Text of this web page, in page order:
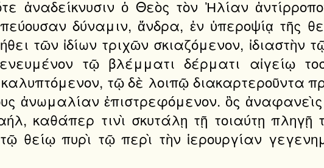
ἀναδείκνυσιν ὁ Θεὸς τὸν Ἠλίαν
δύναμιν, ἄνδρα, ἐν ὑπεροψίᾳ τῆς
τῶν ἰδίων τριχῶν σκιαζόμενον, ἰδιαστὴν
τῷ βλέμματι δέρματι αἰγείῳ
τῷ δὲ λοιπῷ διακαρτεροῦντα
ἀνωμαλίαν ἐπιστρεφόμενον. ὃς
καθάπερ τινὶ σκυτάλῃ τῇ τοιαύτῃ πληγῇ
θείῳ πυρὶ τῷ περὶ τὴν ἱερουργίαν